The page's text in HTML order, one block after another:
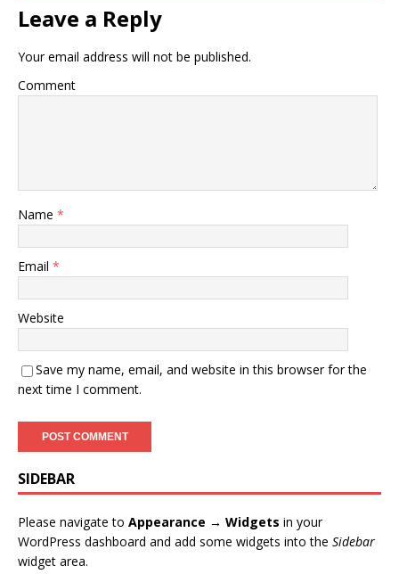
Leave a Reply
Your email address will not be published.
Comment
Name *
Email *
Website
Save my name, email, and website in this browser for the
next time I comment.
SIDEBAR
Please navigate to Appearance → Widgets in your
WordPress dashboard and add some widgets into the Sidebar
widget area.